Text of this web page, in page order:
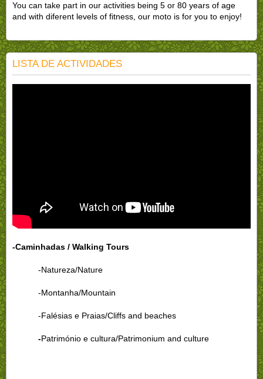
You can take part in our activities being 5 or 80 years of age
and with diferent levels of fitness, our moto is for you to enjoy!
LISTA DE ACTIVIDADES
-Caminhadas / Walking Tours
-Natureza/Nature
-Montanha/Mountain
-Falésias e Praias/Cliffs and beaches
-Património e cultura/Patrimonium and culture